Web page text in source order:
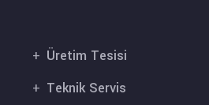
Üretim Tesisi
Teknik Servis